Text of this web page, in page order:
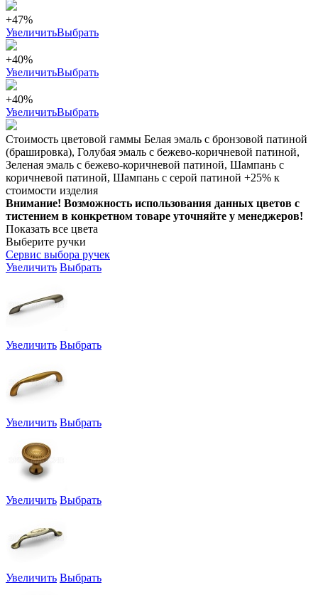
+47%
УвеличитьВыбрать
+40%
УвеличитьВыбрать
+40%
УвеличитьВыбрать
Стоимость цветовой гаммы Белая эмаль с бронзовой патиной
(брашировка), Голубая эмаль с бежево-коричневой патиной,
Зеленая эмаль с бежево-коричневой патиной, Шампань с
коричневой патиной, Шампань с серой патиной +25% к
стоимости изделия
Внимание! Возможность использования данных цветов с
тистением в конкретном товаре уточняйте у менеджеров!
Показать все цвета
Выберите ручки
Сервис выбора ручек
Увеличить Выбрать
Увеличить Выбрать
Увеличить Выбрать
Увеличить Выбрать
Увеличить Выбрать